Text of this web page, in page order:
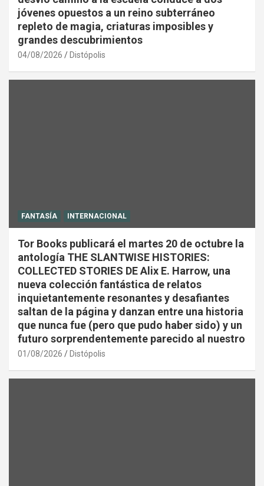
jóvenes opuestos a un reino subterráneo
repleto de magia, criaturas imposibles y
grandes descubrimientos
04/08/2026 Distópolis
FANTASÍA INTERNACIONAL
Tor Books publicará el martes 20 de octubre la
antología THE SLANTWISE HISTORIES:
COLLECTED STORIES DE Alix E. Harrow, una
nueva colección fantástica de relatos
inquietantemente resonantes y desafiantes
saltan de la página y danzan entre una historia
que nunca fue (pero que pudo haber sido) y un
futuro sorprendentemente parecido al nuestro
01/08/2026 Distópolis